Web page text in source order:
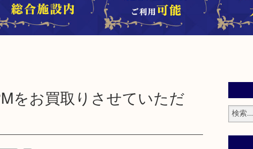
をお買取りさせていただ